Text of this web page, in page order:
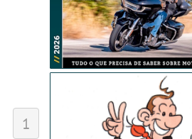
1